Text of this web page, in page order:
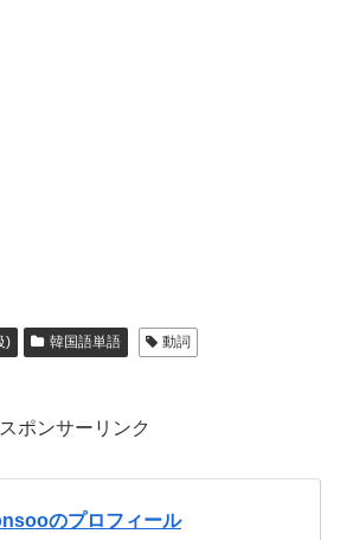
) 韓国語単語
動詞
スポンサーリンク
のプロフィール